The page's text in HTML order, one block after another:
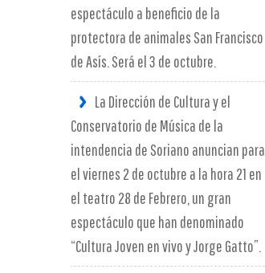
espectáculo a beneficio de la
protectora de animales San Francisco
de Asís. Será el 3 de octubre.
La Dirección de Cultura y el
Conservatorio de Música de la
intendencia de Soriano anuncian para
el viernes 2 de octubre a la hora 21 en
el teatro 28 de Febrero, un gran
espectáculo que han denominado
“Cultura Joven en vivo y Jorge Gatto”.